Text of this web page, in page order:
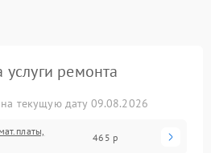
ремонта
текущую дату 09.08.2026
465 р